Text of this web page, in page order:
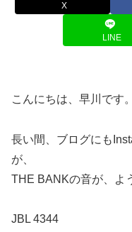
X
LINE
こんにちは、早川です。
長い間、ブログにも
が、
THE BANKの音が、よ
JBL 4344